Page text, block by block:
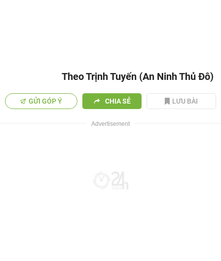
Theo Trịnh Tuyến (An Ninh Thủ Đô)
GỬI GÓP Ý CHIA SẺ LƯU BÀI